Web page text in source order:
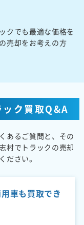
クでも最適な価格を
売却をお考えの方
ク買取Q&A
あるご質問と、その
村でトラックの売却
ださい。
車も買取でき